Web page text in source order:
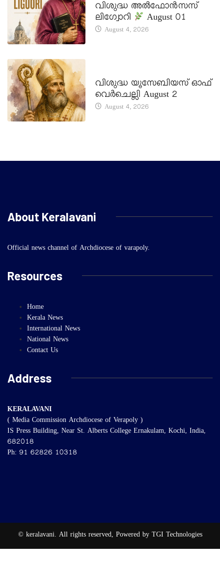
വിശുദ്ധ അൽഫോൻസസ്
ലിഗ്വോറി
August 01
August 4, 2026
വിശുദ്ധ യൂസേബിയസ് ഓഫ്
വെർചെല്ലി August 2
August 4, 2026
About Keralavani
Official news channel of Archdiocese of varapoly.
Resources
Home
Kerala News
International News
National News
Contact Us
Address
KERALAVANI
( Media Commission Archdiocese of Verapoly )
IS Press Building, Near St. Alberts College Ernakulam, Kochi, India,
682018
Ph: 91 62826 10318
© keralavani. All rights reserved, Powered by TGI Technologies